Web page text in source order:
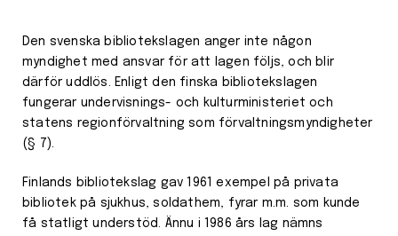
Den svenska bibliotekslagen anger inte någon
myndighet med ansvar för att lagen följs, och blir
därför uddlös. Enligt den finska bibliotekslagen
fungerar undervisnings- och kulturministeriet och
statens regionförvaltning som förvaltningsmyndigheter
(§ 7).
Finlands bibliotekslag gav 1961 exempel på privata
bibliotek på sjukhus, soldathem, fyrar m.m. som kunde
få statligt understöd. Ännu i 1986 års lag nämns